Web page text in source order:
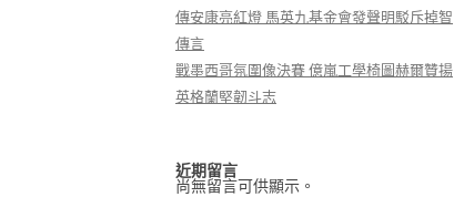
傳安康亮紅燈 馬英九基金會發聲明駁斥掉智
傳言
戰墨西哥氛圍像決賽 億嵐工學椅圖赫爾贊揚
英格蘭堅韌斗志
近期留言
尚無留言可供顯示。